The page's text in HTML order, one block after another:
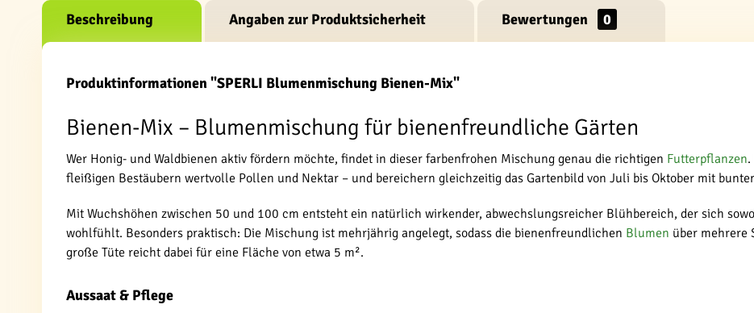
Beschreibung Angaben zur Produktsicherheit Bewertungen 0
Produktinformationen "SPERLI Blumenmischung Bienen-Mix"
Bienen-Mix – Blumenmischung für bienenfreundliche Gärten
Wer Honig- und Waldbienen aktiv fördern möchte, findet in dieser farbenfrohen Mischung genau die richtigen Futterpflanzen
fleißigen Bestäubern wertvolle Pollen und Nektar – und bereichern gleichzeitig das Gartenbild von Juli bis Oktober mit
Mit Wuchshöhen zwischen 50 und 100 cm entsteht ein natürlich wirkender, abwechslungsreicher Blühbereich, der sich
wohlfühlt. Besonders praktisch: Die Mischung ist mehrjährig angelegt, sodass die bienenfreundlichen Blumen über mehrere
große Tüte reicht dabei für eine Fläche von etwa 5 m².
Aussaat & Pflege